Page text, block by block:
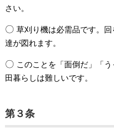
さい。
〇 草刈り機は必需品です。
達が図れます。
〇 このことを「面倒だ」「
田暮らしは難しいです。
第３条